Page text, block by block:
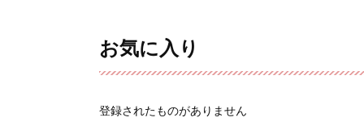
お気に入り
登録されたものがありません